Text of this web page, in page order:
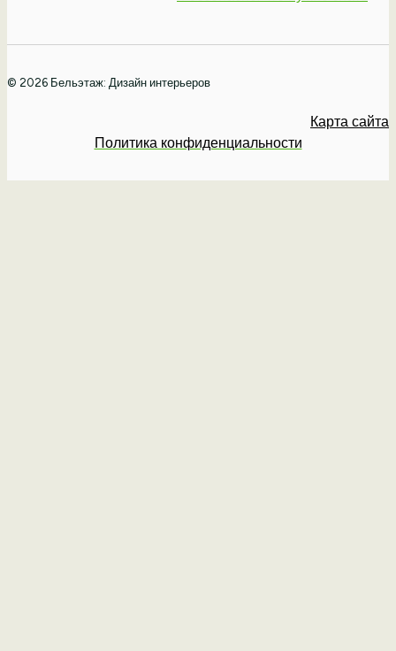
© 2026 Бельэтаж: Дизайн интерьеров
Карта сайта
Политика конфиденциальности